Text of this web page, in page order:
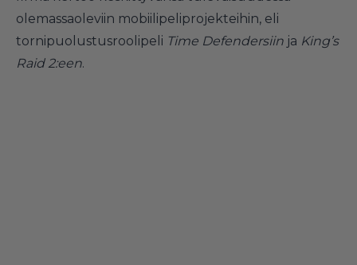
olemassaoleviin mobiilipeliprojekteihin, eli
tornipuolustusroolipeli Time Defendersiin ja King’s
Raid 2:een.